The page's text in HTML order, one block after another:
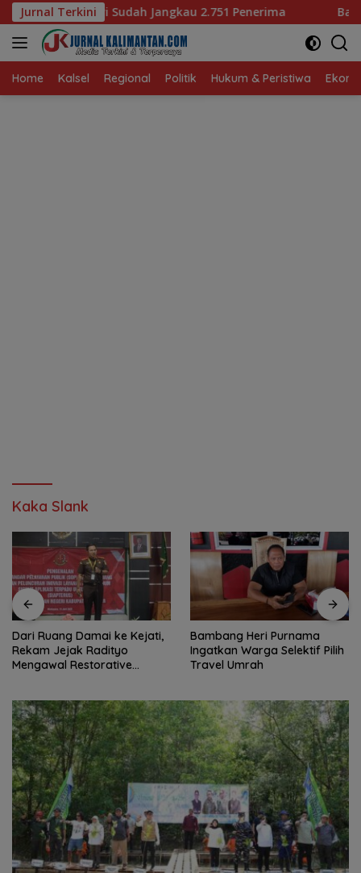
Langsung
ke
konten
Jurnal Terkini
2.751 Penerima Bagaimana KIP Hadapi
Home Kalsel Regional Politik Hukum & Peristiwa
Kaka Slank
Dari Ruang Damai ke Kejati,
Rekam Jejak Radityo
Mengawal Restorative
Bambang Heri Purnama
Ingatkan Warga Selektif Pilih
Travel Umrah